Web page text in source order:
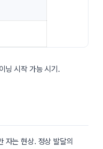
닝 시작 가능 시기.
자는 현상. 정상 발달의